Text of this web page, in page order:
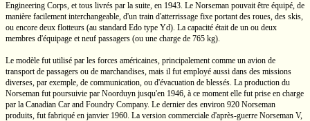
Engineering Corps, et tous livrés par la suite, en 1943. Le Norseman pouvait être équipé, de
manière facilement interchangeable, d'un train d'atterrissage fixe portant des roues, des skis,
ou encore deux flotteurs (au standard Edo type Yd). La capacité était de un ou deux
membres d'équipage et neuf passagers (ou une charge de 765 kg).
Le modèle fut utilisé par les forces américaines, principalement comme un avion de
transport de passagers ou de marchandises, mais il fut employé aussi dans des missions
diverses, par exemple, de communication, ou d'évacuation de blessés. La production du
Norseman fut poursuivie par Noorduyn jusqu'en 1946, à ce moment elle fut prise en charge
par la Canadian Car and Foundry Company. Le dernier des environ 920 Norseman
produits, fut fabriqué en janvier 1960. La version commerciale d'après-guerre Norseman V,